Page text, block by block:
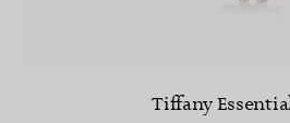
Tiffany